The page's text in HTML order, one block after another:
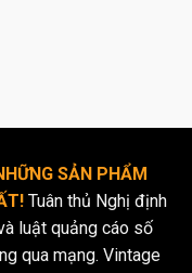
SẢN PHẨM
Tuân thủ Nghị định
luật quảng cáo số
qua mạng. Vintage